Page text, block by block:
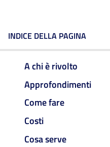
INDICE DELLA PAGINA
A chi è rivolto
Approfondimenti
Come fare
Costi
Cosa serve